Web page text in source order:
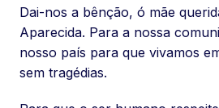
Dai-nos a bênção, ó mãe
Aparecida. Para a nossa
nosso país para que vivamos
sem tragédias.